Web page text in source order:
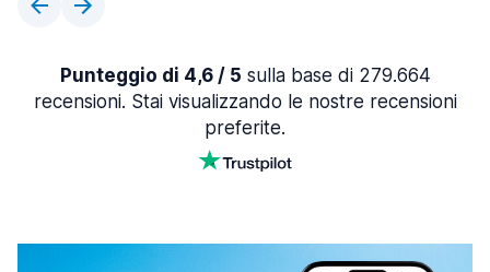
Punteggio di 4,6 / 5 sulla base di 279.664
recensioni. Stai visualizzando le nostre recensioni
preferite.